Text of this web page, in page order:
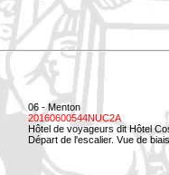
06 - Menton
20160600544NUC2A
Hôtel de voyageurs dit Hôtel
Départ de l'escalier. Vue de